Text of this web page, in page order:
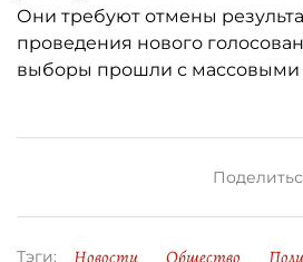
Они требуют отмены
проведения нового
выборы прошли с
Тэги: